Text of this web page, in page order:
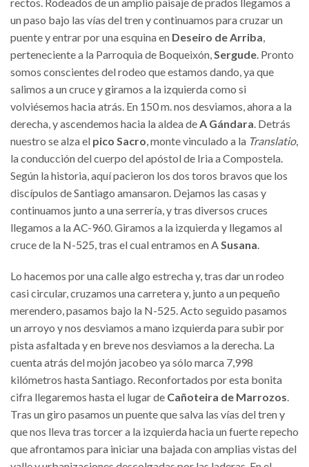
un paso bajo las vías del tren y continuamos para cruzar un
puente y entrar por una esquina en Deseiro de Arriba
perteneciente a la Parroquia de Boqueixón, Sergude . Pronto
somos conscientes del rodeo que estamos dando, ya que
salimos a un cruce y giramos a la izquierda como si
volviésemos hacia atrás. En 150 m. nos desviamos, ahora a la
derecha, y ascendemos hacia la aldea de A Gándara . Detrás
nuestro se alza el pico Sacro , monte vinculado a la Translatio,
la conducción del cuerpo del apóstol de Iria a Compostela.
Según la historia, aquí pacieron los dos toros bravos que los
discípulos de Santiago amansaron. Dejamos las casas y
continuamos junto a una serrería, y tras diversos cruces
llegamos a la AC-960. Giramos a la izquierda y llegamos al
cruce de la N-525, tras el cual entramos en A Susana
Lo hacemos por una calle algo estrecha y, tras dar un rodeo
casi circular, cruzamos una carretera y, junto a un pequeño
merendero, pasamos bajo la N-525. Acto seguido pasamos
un arroyo y nos desviamos a mano izquierda para subir por
pista asfaltada y en breve nos desviamos a la derecha. La
cuenta atrás del mojón jacobeo ya sólo marca 7,998
kilómetros hasta Santiago. Reconfortados por esta bonita
cifra llegaremos hasta el lugar de Cañoteira de Marrozos.
Tras un giro pasamos un puente que salva las vías del tren y
que nos lleva tras torcer a la izquierda hacia un fuerte repecho
que afrontamos para iniciar una bajada con amplias vistas del